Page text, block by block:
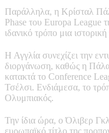
Παράλληλα, η Κρίσταλ
Phase του Europa League
ιδανικό τρόπο μια
Η Αγγλία συνεχίζει την
διοργάνωση, καθώς η
κατακτά το Conference
Τσέλσι. Ενδιάμεσα, το
Ολυμπιακός.
Την ίδια ώρα, ο Όλιβερ
ευρωπαϊκό τίτλο της